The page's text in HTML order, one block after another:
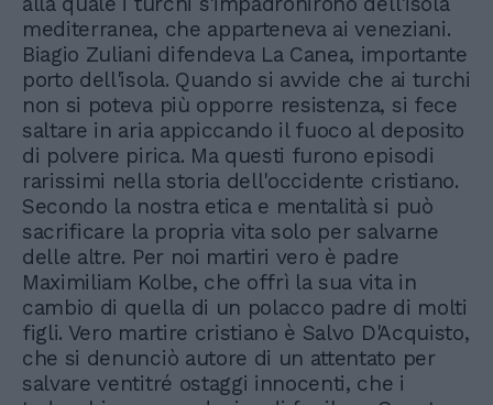
mediterranea, che apparteneva ai veneziani.
Biagio Zuliani difendeva La Canea, importante
porto dell'isola. Quando si avvide che ai turchi
non si poteva più opporre resistenza, si fece
saltare in aria appiccando il fuoco al deposito
di polvere pirica. Ma questi furono episodi
rarissimi nella storia dell'occidente cristiano.
Secondo la nostra etica e mentalità si può
sacrificare la propria vita solo per salvarne
delle altre. Per noi martiri vero è padre
Maximiliam Kolbe, che offrì la sua vita in
cambio di quella di un polacco padre di molti
figli. Vero martire cristiano è Salvo D'Acquisto,
che si denunciò autore di un attentato per
salvare ventitré ostaggi innocenti, che i